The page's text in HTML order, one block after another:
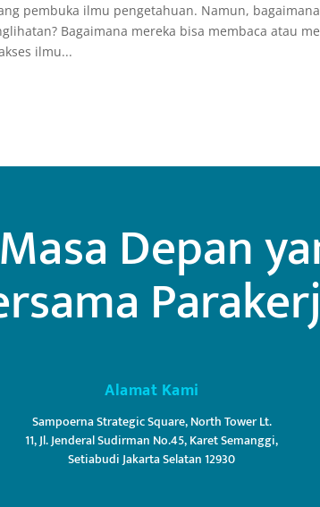
pembuka ilmu pengetahuan. Namun,
Bagaimana mereka bisa membaca atau
ilmu...
Depan
Alamat Kami
Sampoerna Strategic Square, North Tower Lt.
11, Jl. Jenderal Sudirman No.45, Karet Semanggi,
Setiabudi Jakarta Selatan 12930